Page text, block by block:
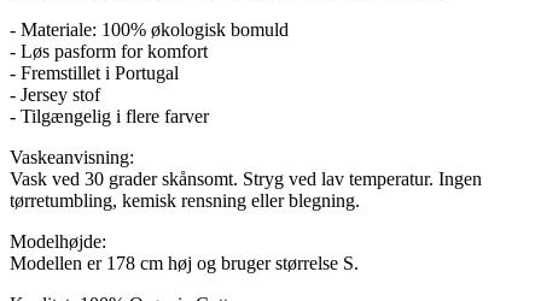
- Materiale: 100% økologisk bomuld
- Løs pasform for komfort
- Fremstillet i Portugal
- Jersey stof
- Tilgængelig i flere farver
Vaskeanvisning:
Vask ved 30 grader skånsomt. Stryg ved lav temperatur. Ingen
tørretumbling, kemisk rensning eller blegning.
Modelhøjde:
Modellen er 178 cm høj og bruger størrelse S.